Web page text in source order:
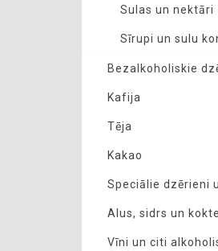
Sulas un nektāri
Sīrupi un sulu
Bezalkoholiskie
Kafija
Tēja
Kakao
Speciālie dzērieni
Alus, sidrs un
Vīni un citi